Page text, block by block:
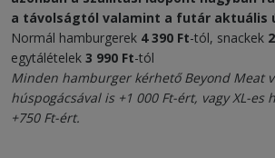
a távolságtól valamint a futár aktuális
Normál hamburgerek 4 390 Ft-tól, snackek
egytálételek 3 990 Ft-tól
Minden hamburger kérhetőBeyond Meat
húspogácsávalis +1 000 Ft-ért, vagy XL-es
+750 Ft-ért.